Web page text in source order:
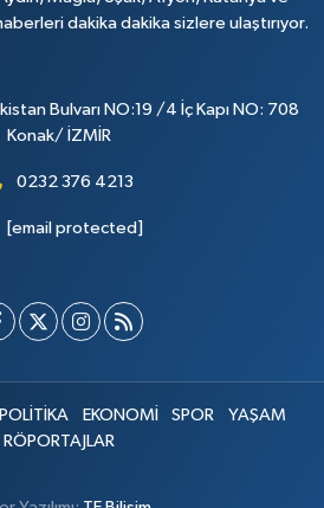
dakika dakika sizlere ulaştırıyor.
Bulvarı NO:19 /4 İç Kapı NO: 708
Konak/ İZMİR
0232 376 4213
[email protected]
POLİTİKA EKONOMİ SPOR
YAŞAM
RÖPORTAJLAR